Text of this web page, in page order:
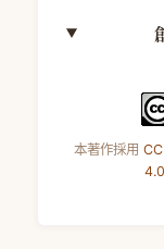
本著作採用